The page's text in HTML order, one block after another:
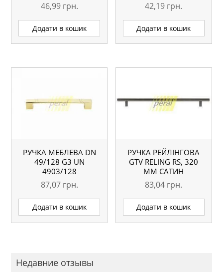
46,99 грн.
Додати в кошик
42,19 грн.
Додати в кошик
РУЧКА МЕБЛЕВА DN
49/128 G3 UN
4903/128
87,07 грн.
Додати в кошик
РУЧКА РЕЙЛІНГОВА
GTV RELING RS, 320
ММ САТИН
83,04 грн.
Додати в кошик
Недавние отзывы